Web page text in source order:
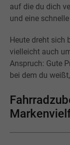
auf die du dich
und eine
Heute dreht sich
vielleicht auch
Anspruch: Gute
bei dem du